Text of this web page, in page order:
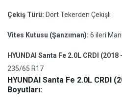
Çekiş Türü: Dört Tekerden Çekişli
Vites Kutusu (Şanzıman): 6 ileri
HYUNDAI Santa Fe 2.0L CRDI
235/65 R17
HYUNDAI Santa Fe 2.0L CRDI
Boyutları: